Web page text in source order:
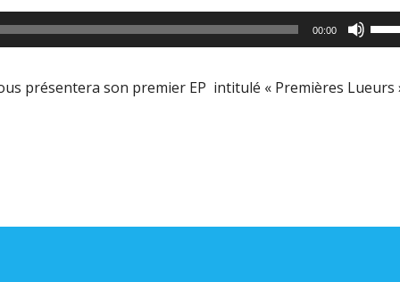
00:00
les
présentera son premier EP intitulé « Premières Lueurs